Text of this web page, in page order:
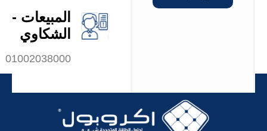
المبيعات -
الشكاوي
01002038000